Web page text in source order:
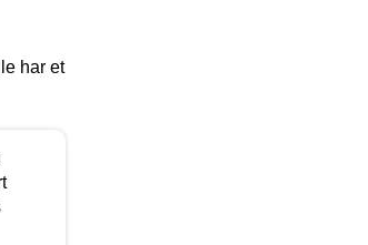
har et